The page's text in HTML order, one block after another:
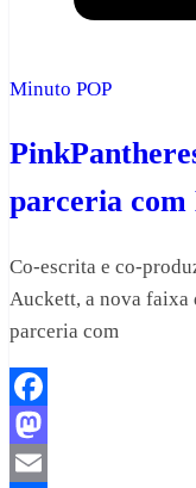
Minuto POP
parceria
Co-escrita e co-
Auckett, a nova faixa
parceria com
Facebook
Mastodon